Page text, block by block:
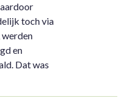
toch via
en
Dat was